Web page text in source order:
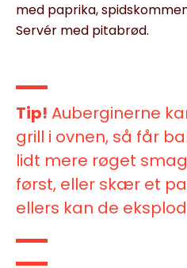
med paprika,
Servér med pitabrød.
Tip! Auberginerne
grill i ovnen, så får
lidt mere røget
først, eller skær et
ellers kan de